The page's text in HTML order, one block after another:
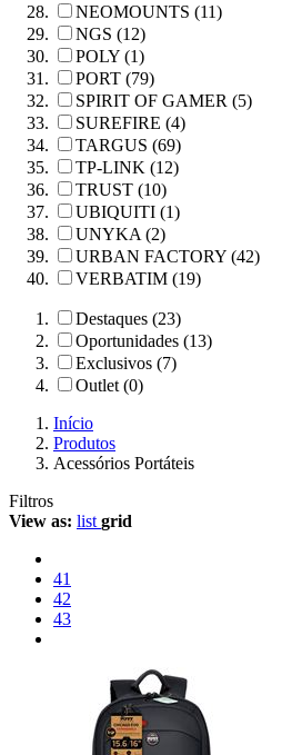
NEOMOUNTS (11)
NGS (12)
POLY (1)
PORT (79)
SPIRIT OF GAMER (5)
SUREFIRE (4)
TARGUS (69)
TP-LINK (12)
TRUST (10)
UBIQUITI (1)
UNYKA (2)
URBAN FACTORY (42)
VERBATIM (19)
Destaques (23)
Oportunidades (13)
Exclusivos (7)
Outlet (0)
Início
Produtos
Acessórios Portáteis
Filtros
View as: list grid
41
42
43